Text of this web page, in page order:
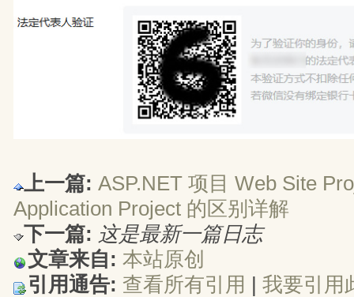
上一篇: ASP.NET 项目 Web Site
Application Project 的区别详解
下一篇: 这是最新一篇日志
文章来自: 本站原创
引用通告: 查看所有引用 | 我要引用